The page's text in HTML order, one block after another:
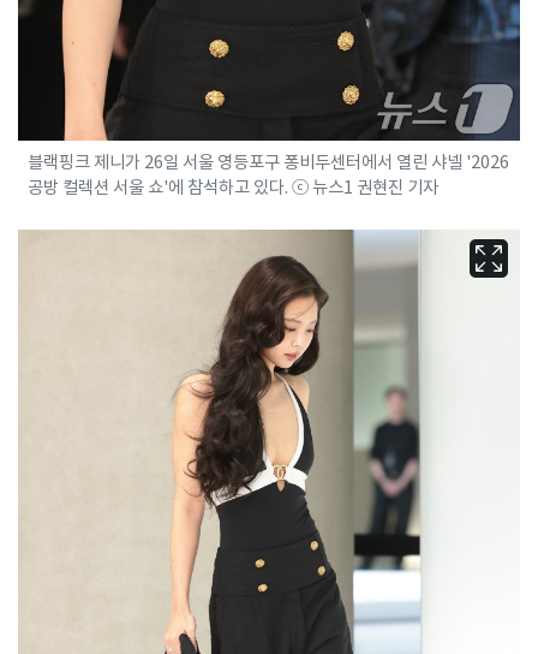
블랙핑크 제니가 26일 서울 영등포구 퐁비두센터에서 열린 샤넬 '2026
공방 컬렉션 서울 쇼'에 참석하고 있다. ⓒ 뉴스1 권현진 기자